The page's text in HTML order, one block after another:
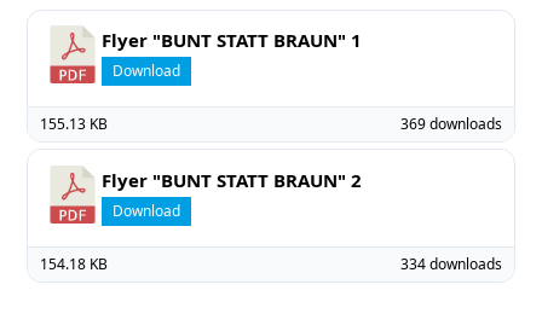
Flyer "BUNT STATT BRAUN" 1
Download
369 downloads
155.13 KB
Flyer "BUNT STATT BRAUN" 2
Download
334 downloads
154.18 KB